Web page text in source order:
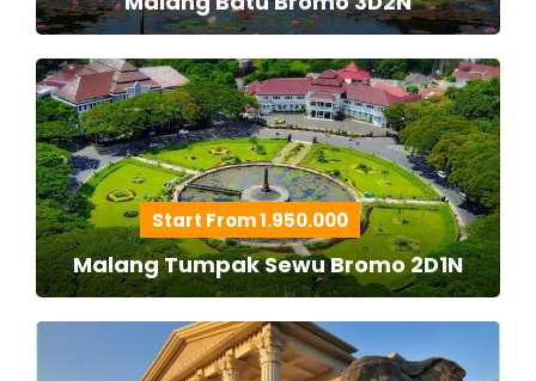
Start From 1.950.000
Malang Tumpak Sewu Bromo 2D1N